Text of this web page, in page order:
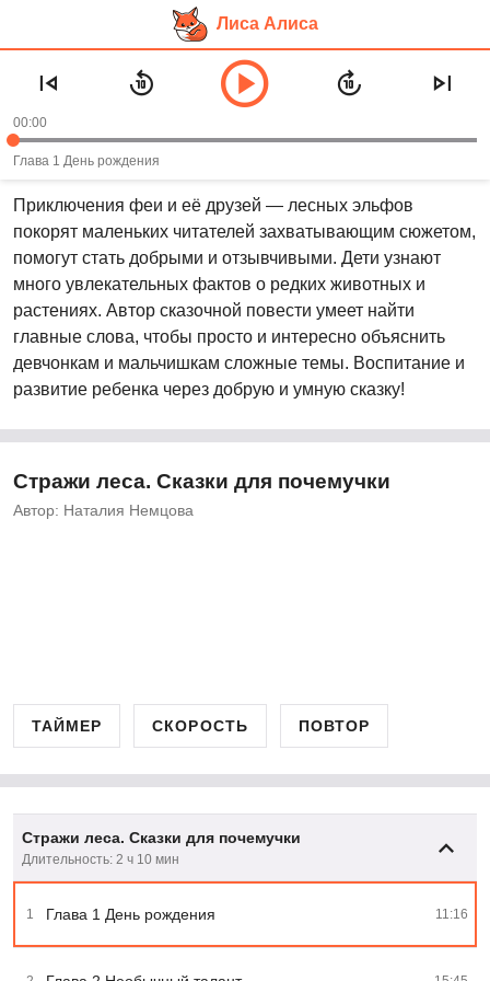
основному
контенту
Лиса Алиса
Аудиосказка «Стражи леса. Сказки
для почемучки»
Рекомендуем слушать в возрасте:
Приключения феи и её друзей — лесных эльфов
покорят маленьких читателей захватывающим сюжетом,
помогут стать добрыми и отзывчивыми. Дети узнают
много увлекательных фактов о редких животных и
растениях. Автор сказочной повести умеет найти
главные слова, чтобы просто и интересно объяснить
девчонкам и мальчишкам сложные темы. Воспитание и
развитие ребенка через добрую и умную сказку!
Стражи леса. Сказки для почемучки
Автор: Наталия Немцова
00:00
Глава 1 День рождения
ТАЙМЕР СКОРОСТЬ ПОВТОР
Стражи леса. Сказки для почемучки
Длительность: 2 ч 10 мин
1 Глава 1 День рождения 11:16